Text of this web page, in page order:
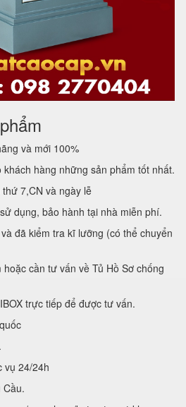
và mới 100%
hàng những sản phẩm tốt nhất.
7,CN và ngày lễ
dụng, bảo hành tại nhà miễn phí.
đã kiểm tra kĩ lưỡng (có thể chuyển
cần tư vấn về Tủ Hồ Sơ chống
trực tiếp để được tư vấn.
vụ 24/24h
Cầu.